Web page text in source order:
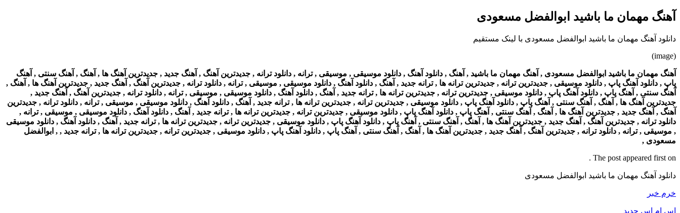
آهنگ مهمان ما باشید ابوالفضل مسعودی
دانلود آهنگ مهمان ما باشید ابوالفضل مسعودی با لینک مستقیم
(image)
آهنگ مهمان ما باشید ابوالفضل مسعودی , آهنگ مهمان ما باشید , آهنگ , دانلود آهنگ , دانلود موسیقی , موسیقی , ترانه , دانلود ترانه , جدیدترین آهنگ , آهنگ جدید , جدیدترین آهنگ ها , آهنگ , آهنگ سنتی , آهنگ
پاپ , دانلود آهنگ پاپ , دانلود موسیقی , جدیدترین ترانه , جدیدترین ترانه ها , ترانه جدید , آهنگ , دانلود آهنگ , دانلود موسیقی , موسیقی , ترانه , دانلود ترانه , جدیدترین آهنگ , آهنگ جدید , جدیدترین آهنگ ها , آهنگ ,
آهنگ سنتی , آهنگ پاپ , دانلود آهنگ پاپ , دانلود موسیقی , جدیدترین ترانه , جدیدترین ترانه ها , ترانه جدید , آهنگ , دانلود آهنگ , دانلود موسیقی , موسیقی , ترانه , دانلود ترانه , جدیدترین آهنگ , آهنگ جدید ,
جدیدترین آهنگ ها , آهنگ , آهنگ سنتی , آهنگ پاپ , دانلود آهنگ پاپ , دانلود موسیقی , جدیدترین ترانه , جدیدترین ترانه ها , ترانه جدید , آهنگ , دانلود آهنگ , دانلود موسیقی , موسیقی , ترانه , دانلود ترانه , جدیدترین
آهنگ , آهنگ جدید , جدیدترین آهنگ ها , آهنگ , آهنگ سنتی , آهنگ پاپ , دانلود آهنگ پاپ , دانلود موسیقی , جدیدترین ترانه , جدیدترین ترانه ها , ترانه جدید , آهنگ , دانلود آهنگ , دانلود موسیقی , موسیقی , ترانه ,
دانلود ترانه , جدیدترین آهنگ , آهنگ جدید , جدیدترین آهنگ ها , آهنگ , آهنگ سنتی , آهنگ پاپ , دانلود آهنگ پاپ , دانلود موسیقی , جدیدترین ترانه , جدیدترین ترانه ها , ترانه جدید , آهنگ , دانلود آهنگ , دانلود موسیقی
, موسیقی , ترانه , دانلود ترانه , جدیدترین آهنگ , آهنگ جدید , جدیدترین آهنگ ها , آهنگ , آهنگ سنتی , آهنگ پاپ , دانلود آهنگ پاپ , دانلود موسیقی , جدیدترین ترانه , جدیدترین ترانه ها , ترانه جدید , , ابوالفضل
مسعودی ,
The post appeared first on .
دانلود آهنگ مهمان ما باشید ابوالفضل مسعودی
خرم خبر
اس ام اس جدید